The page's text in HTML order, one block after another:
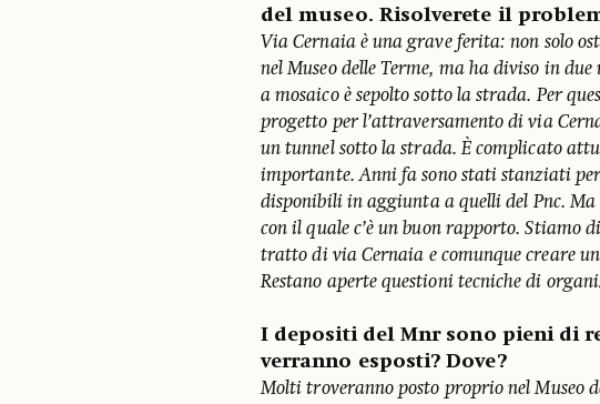
del museo. Risolverete il
Via Cernaia è una grave ferita: non solo
nel Museo delle Terme, ma ha diviso in
a mosaico è sepolto sotto la strada. Per
progetto per l’attraversamento di via
un tunnel sotto la strada. È complicato
importante. Anni fa sono stati stanziati
disponibili in aggiunta a quelli del Pnc. Ma
con il quale c’è un buon rapporto. Stiamo
tratto di via Cernaia e comunque creare
Restano aperte questioni tecniche di
I depositi del Mnr sono pieni di
verranno esposti? Dove?
Molti troveranno posto proprio nel Museo